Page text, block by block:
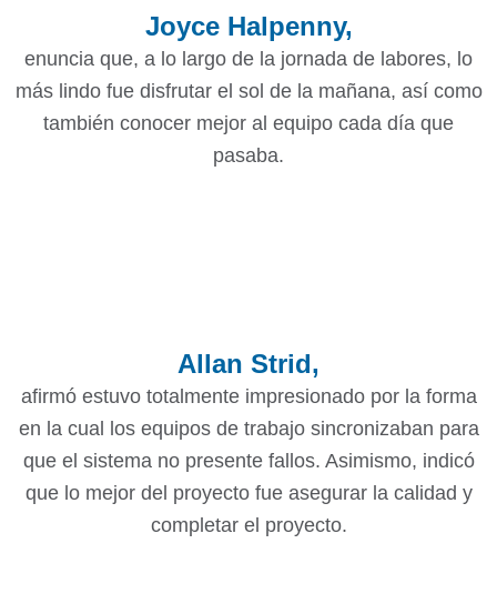
Joyce Halpenny,
enuncia que, a lo largo de la jornada de labores, lo
más lindo fue disfrutar el sol de la mañana, así como
también conocer mejor al equipo cada día que
pasaba.
Allan Strid,
afirmó estuvo totalmente impresionado por la forma
en la cual los equipos de trabajo sincronizaban para
que el sistema no presente fallos. Asimismo, indicó
que lo mejor del proyecto fue asegurar la calidad y
completar el proyecto.